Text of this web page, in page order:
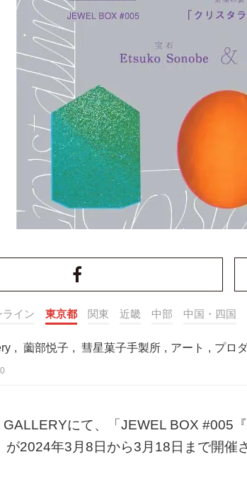
ライン 東京都 関東 近畿 中部 中国・四国
, 薗部悦子 , 彗星菓子手製所 , アート , プロ
にて、「JEWEL BOX #005
が2024年3月8日から3月18日まで開催